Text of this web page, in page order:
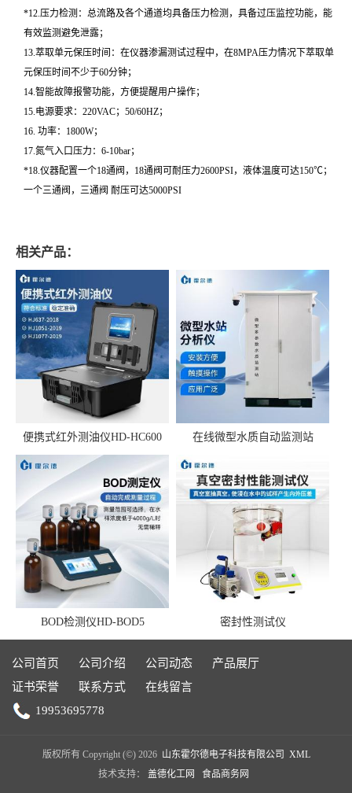
*12.压力检测：总流路及各个通道均具备压力检测，具备过压监控功能，能
有效监测避免泄露；
13.萃取单元保压时间：在仪器渗漏测试过程中，在8MPA压力情况下萃取单
元保压时间不少于60分钟；
14.智能故障报警功能，方便提醒用户操作；
15.电源要求：220VAC；50/60HZ；
16. 功率：1800W；
17.氮气入口压力：6-10bar；
*18.仪器配置一个18通阀，18通阀可耐压力2600PSI，液体温度可达150℃；
一个三通阀，三通阀 耐压可达5000PSI
相关产品：
便携式红外测油仪HD-HC600 在线微型水质自动监测站
BOD检测仪HD-BOD5 密封性测试仪
公司首页 公司介绍 公司动态
产品展厅
证书荣誉
联系方式
在线留言
19953695778
版权所有 Copyright (©) 2026 山东霍尔德电子科技有限公司
XML
技术支持： 盖德化工网 食品商务网